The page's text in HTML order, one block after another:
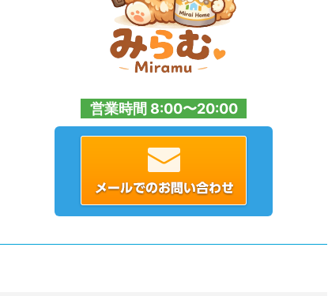
営業時間 8:00〜20:00